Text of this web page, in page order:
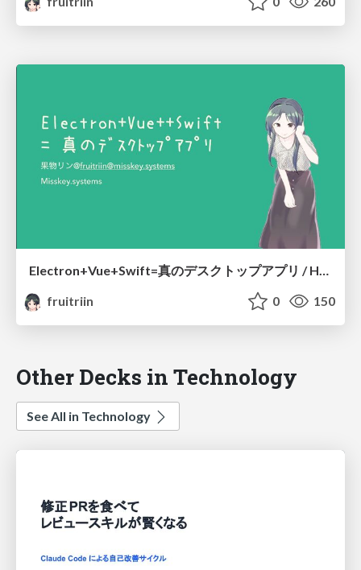
Electron+Vue+Swift=真のデスクトップアプリ / How to create "Really" desktop app using Electron
fruitriin
0 150
Other Decks in Technology
See All in Technology